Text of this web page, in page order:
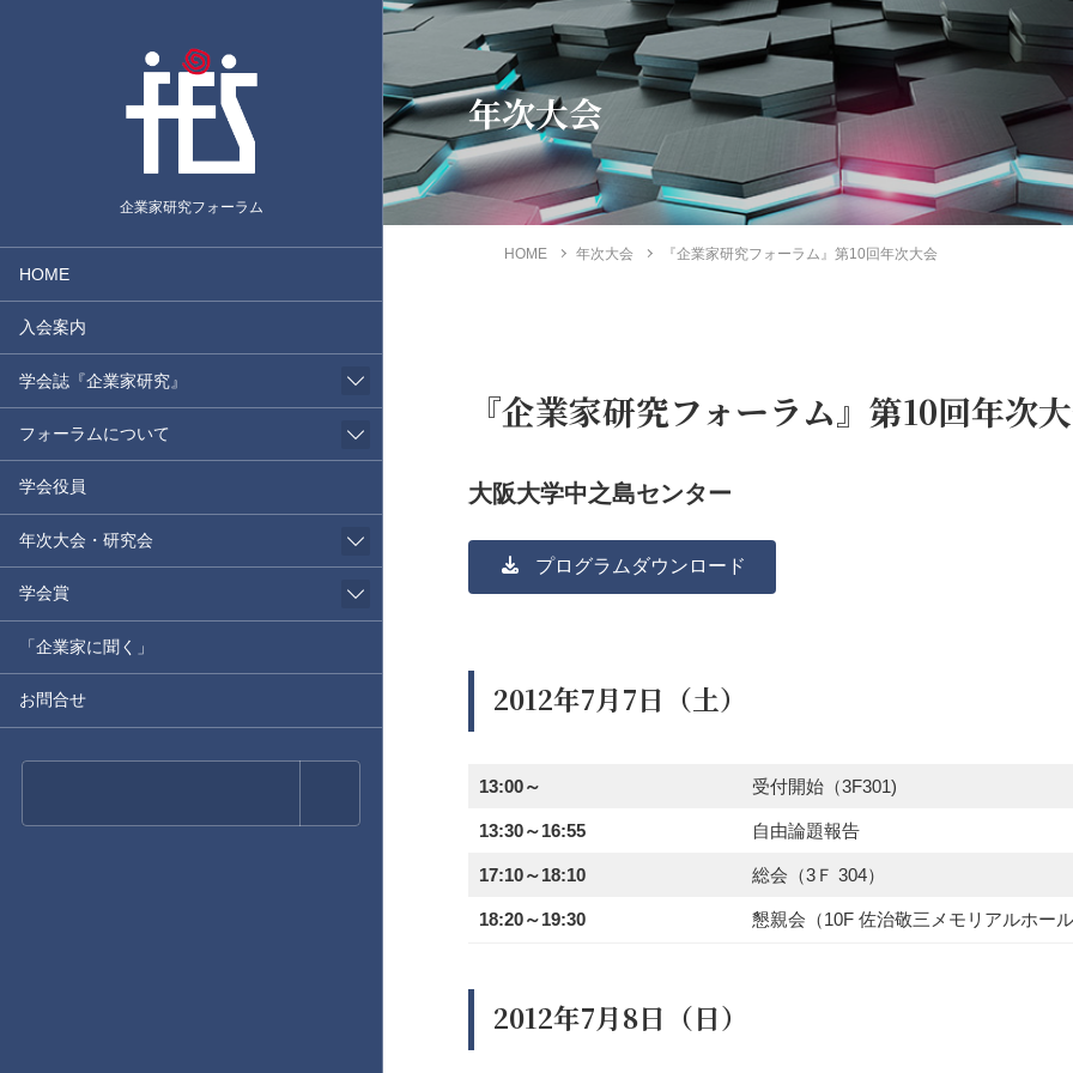
企業家研究フォーラム
HOME
入会案内
学会誌『企業家研究』
フォーラムについて
学会役員
年次大会・研究会
学会賞
「企業家に聞く」
お問合せ
年次大会
HOME 年次大会 『企業家研究フォーラム』第10回年次大会
『企業家研究フォーラム』第10回年次
大阪大学中之島センター
プログラムダウンロード
2012年7月7日（土）
13:00～ 受付開始（3F301)
13:30～16:55 自由論題報告
17:10～18:10 総会（3Ｆ 304）
18:20～19:30 懇親会（10F 佐治敬三メモリアルホー
2012年7月8日（日）